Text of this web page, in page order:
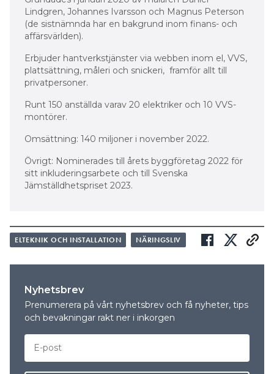
Lindgren, Johannes Ivarsson och Magnus Peterson
(de sistnämnda har en bakgrund inom finans- och
affärsvärlden).
Erbjuder hantverkstjänster via webben inom el, VVS,
plattsättning, måleri och snickeri, framför allt till
privatpersoner.
Runt 150 anställda varav 20 elektriker och 10 VVS-
montörer.
Omsättning: 140 miljoner i november 2022.
Övrigt: Nominerades till årets byggföretag 2022 för
sitt inkluderingsarbete och till Svenska
Jämställdhetspriset 2023.
ELTEKNIK OCH INSTALLATION NÄRINGSLIV
Nyhetsbrev
Prenumerera på vårt nyhetsbrev och få nyheter, tips
och bevakningar rakt ner i inkorgen